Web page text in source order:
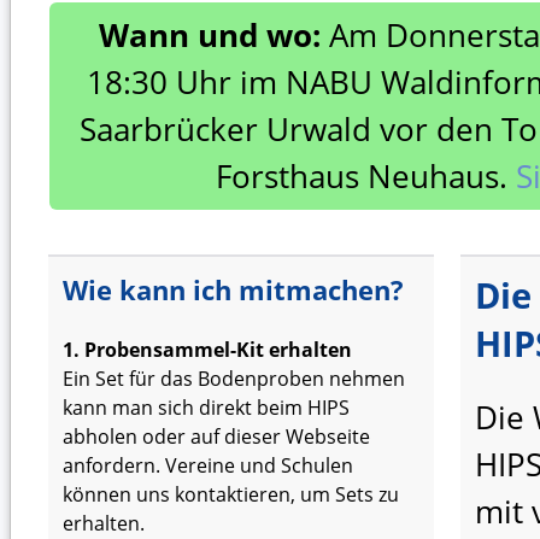
Wann und wo: Am
18:30 Uhr im NABU
Saarbrücker Urwald vor den
Forsthaus Neuhaus.
Wie kann ich mitmachen?
1. Probensammel-Kit erhalten
Ein Set für das Bodenproben nehmen
kann man sich direkt beim HIPS
abholen oder auf dieser Webseite
anfordern. Vereine und Schulen
können uns kontaktieren, um Sets zu
erhalten.
Die
mit